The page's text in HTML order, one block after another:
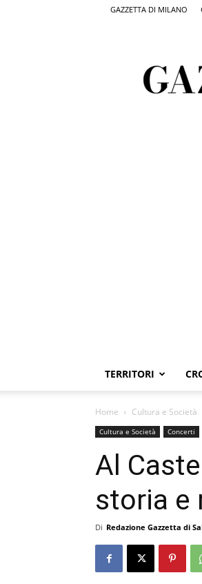
GAZZETTA DI MILANO
TERRITORI
Home Cultura e Società
Cultura e Società Concerti
Al
storia e
Di Redazione Gazzetta di